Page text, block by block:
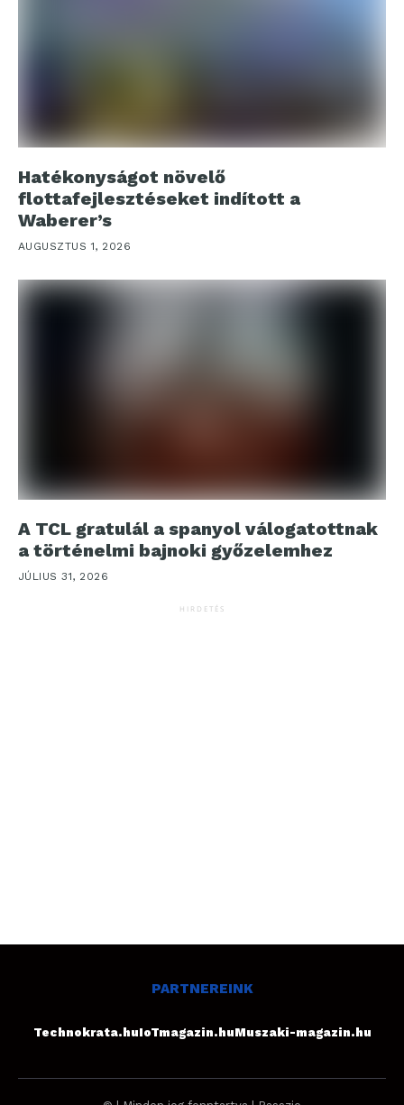
Hatékonyságot növelő
flottafejlesztéseket indított a
Waberer’s
AUGUSZTUS 1, 2026
A TCL gratulál a spanyol válogatottnak
a történelmi bajnoki győzelemhez
JÚLIUS 31, 2026
HIRDETÉS
PARTNEREINK
Technokrata.huIoTmagazin.huMuszaki-magazin.hu